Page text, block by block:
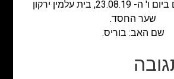
ההלוויה תתקיים ביום ו' ה- 23.08.19, בית עלמין ירקון
שער החסד.
שם האב: בוריס.